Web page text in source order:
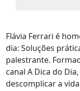
Flávia Ferrari é
dia: Soluções
palestrante.
canal A Dica do
descomplicar a